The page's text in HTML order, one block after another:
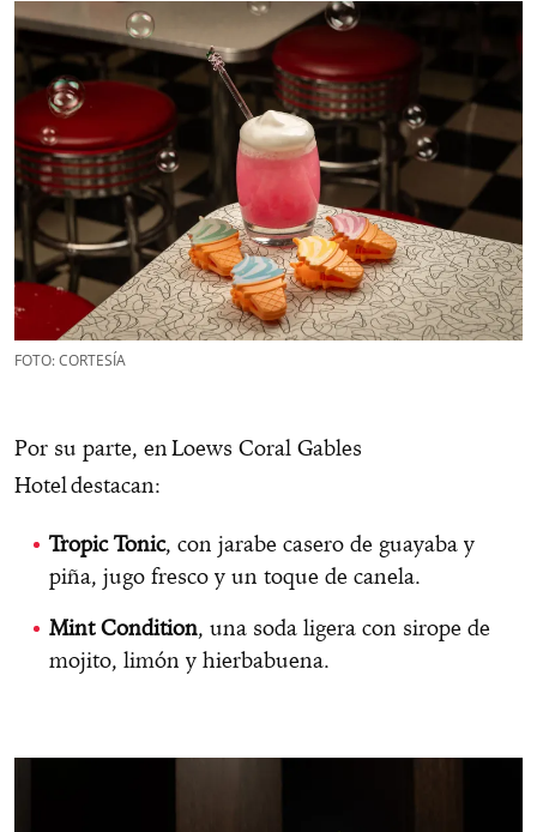
FOTO: CORTESÍA
Por su parte, en Loews Coral Gables
Hotel destacan:
Tropic Tonic, con jarabe casero de guayaba y
piña, jugo fresco y un toque de canela.
Mint Condition, una soda ligera con sirope de
mojito, limón y hierbabuena.